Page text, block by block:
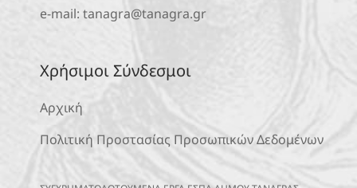
e-mail: tanagra@tanagra.gr
Χρήσιμοι Σύνδεσμοι
Αρχική
Πολιτική Προστασίας Προσωπικών Δεδομένων